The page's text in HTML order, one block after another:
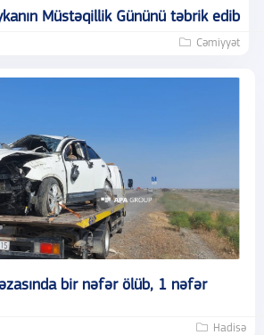
Müstəqillik Gününü təbrik edib
Cəmiyyət
bir nəfər ölüb, 1 nəfər
Hadisə